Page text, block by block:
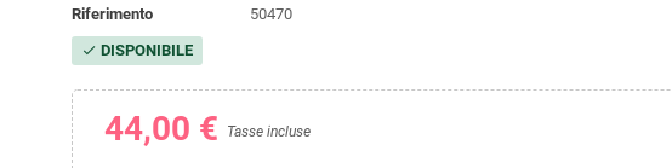
Riferimento
50470
check DISPONIBILE
44,00 € Tasse incluse